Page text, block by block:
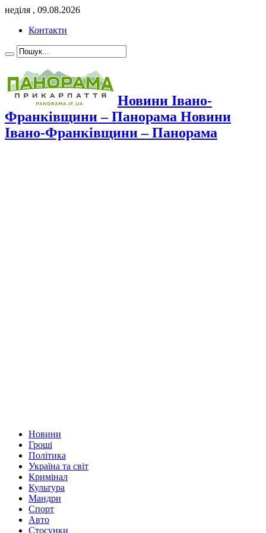
неділя , 09.08.2026
Контакти
Новини Івано-
Франківщини – Панорама Новини
Івано-Франківщини – Панорама
Новини
Гроші
Політика
Україна та світ
Кримінал
Культура
Мандри
Спорт
Авто
Стосунки